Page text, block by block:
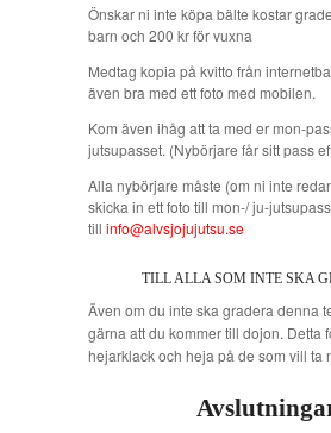
Önskar ni inte köpa bälte kostar
barn och 200 kr för vuxna
Medtag kopia på kvitto från
även bra med ett foto med mobilen.
Kom även ihåg att ta med er mon-
jutsupasset. (Nybörjare får sitt pass
Alla nybörjare måste (om ni inte
skicka in ett foto till mon-/ ju-
till info@alvsjojujutsu.se
TILL ALLA SOM INTE SKA
Även om du inte ska gradera denna
gärna att du kommer till dojon. Detta
hejarklack och heja på de som vill ta